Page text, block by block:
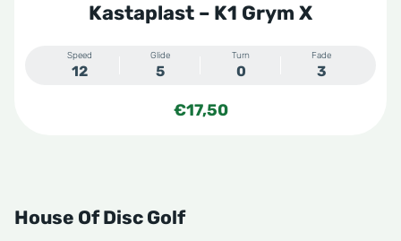
Kastaplast – K1 Grym X
Speed
12
Glide
5
Turn
0
Fade
3
€17,50
House Of Disc Golf